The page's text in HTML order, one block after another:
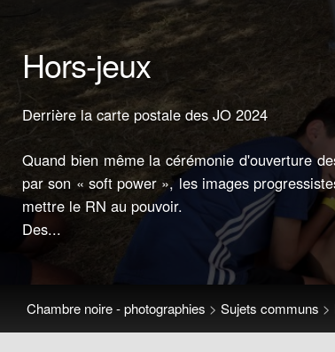
Hors-jeux
Derrière la carte postale des JO 2024
Quand bien même la cérémonie d'ouverture
par son « soft power », les images
mettre le RN au pouvoir.
Des...
Chambre noire - photographies > Sujets communs >